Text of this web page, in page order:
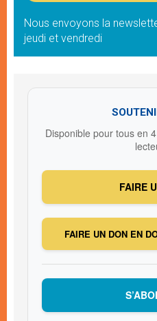
Nous envoyons la
jeudi et vendredi
Disponible pour tous en
FAIRE
FAIRE UN DON EN